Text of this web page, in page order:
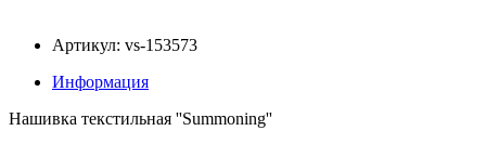
Артикул: vs-153573
Информация
Нашивка текстильная ''Summoning''